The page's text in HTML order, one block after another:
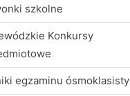
szkolne
Konkursy
egzaminu ósmoklasisty